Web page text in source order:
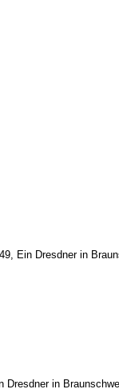
Ein Dresdner in
in